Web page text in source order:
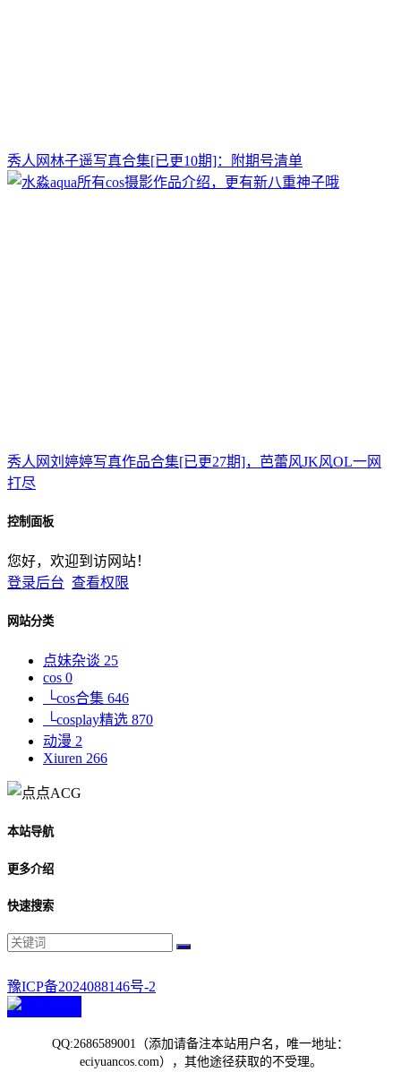
秀人网林子遥写真合集[已更10期]：附期号清单
秀人网刘婷婷写真作品合集[已更27期]，芭蕾风JK风OL一网
打尽
控制面板
您好，欢迎到访网站！
登录后台 查看权限
网站分类
点妹杂谈 25
cos 0
└cos合集 646
└cosplay精选 870
动漫 2
Xiuren 266
本站导航
更多介绍
快速搜索
豫ICP备2024088146号-2
QQ:2686589001（添加请备注本站用户名，唯一地址：
eciyuancos.com），其他途径获取的不受理。